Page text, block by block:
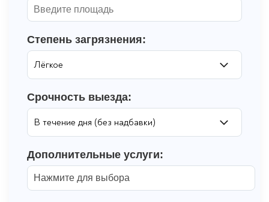
Степень загрязнения:
Срочность выезда:
Дополнительные услуги:
Нажмите для выбора